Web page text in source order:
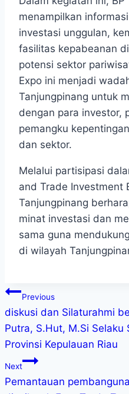
menampilkan
investasi unggulan,
fasilitas kepabeanan
potensi sektor
Expo ini menjadi
Tanjungpinang untuk
dengan para investor,
pemangku
dan sektor.
Melalui partisipasi
and Trade Investment
Tanjungpinang
minat investasi dan
sama guna
di wilayah
Previous
diskusi dan Silaturahmi
Putra, S.Hut, M.Si Selaku
Provinsi Kepulauan Riau
Next
Pemantauan